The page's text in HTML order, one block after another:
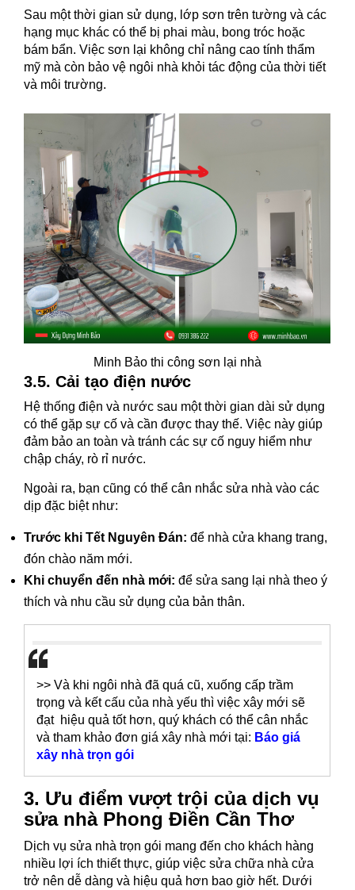
Sau một thời gian sử dụng, lớp sơn trên tường và các
hạng mục khác có thể bị phai màu, bong tróc hoặc
bám bẩn. Việc sơn lại không chỉ nâng cao tính thẩm
mỹ mà còn bảo vệ ngôi nhà khỏi tác động của thời tiết
và môi trường.
Minh Bảo thi công sơn lại nhà
3.5. Cải tạo điện nước
Hệ thống điện và nước sau một thời gian dài sử dụng
có thể gặp sự cố và cần được thay thế. Việc này giúp
đảm bảo an toàn và tránh các sự cố nguy hiểm như
chập cháy, rò rỉ nước.
Ngoài ra, bạn cũng có thể cân nhắc sửa nhà vào các
dịp đặc biệt như:
Trước khi Tết Nguyên Đán: để nhà cửa khang trang,
đón chào năm mới.
Khi chuyển đến nhà mới: để sửa sang lại nhà theo ý
thích và nhu cầu sử dụng của bản thân.
>> Và khi ngôi nhà đã quá cũ, xuống cấp trầm
trọng và kết cấu của nhà yếu thì việc xây mới sẽ
đạt hiệu quả tốt hơn, quý khách có thể cân nhắc
và tham khảo đơn giá xây nhà mới tại: Báo giá
xây nhà trọn gói
3. Ưu điểm vượt trội của dịch vụ
sửa nhà Phong Điền Cần Thơ
Dịch vụ sửa nhà trọn gói mang đến cho khách hàng
nhiều lợi ích thiết thực, giúp việc sửa chữa nhà cửa
trở nên dễ dàng và hiệu quả hơn bao giờ hết. Dưới